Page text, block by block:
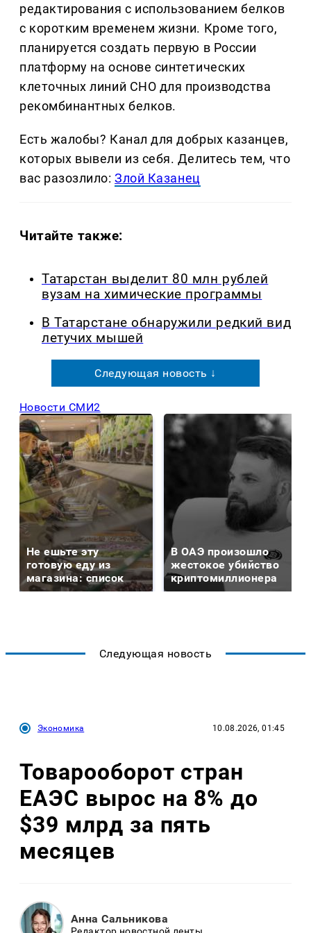
редактирования с использованием белков
с коротким временем жизни. Кроме того,
планируется создать первую в России
платформу на основе синтетических
клеточных линий CHO для производства
рекомбинантных белков.
Есть жалобы? Канал для добрых казанцев,
которых вывели из себя. Делитеcь тем, что
вас разозлило:Злой Казанец
Читайте также:
Татарстан выделит 80 млн рублей
вузам на химические программы
В Татарстане обнаружили редкий вид
летучих мышей
Следующая новость ↓
Новости СМИ2
Не ешьте эту
готовую еду из
магазина: список
В ОАЭ произошло
жестокое убийство
криптомиллионера
Следующая новость
Экономика 10.08.2026, 01:45
Товарооборот стран
ЕАЭС вырос на 8% до
$39 млрд за пять
месяцев
Анна Сальникова